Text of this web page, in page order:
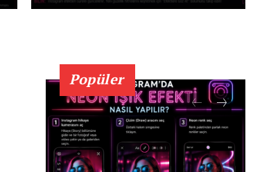
Popüler